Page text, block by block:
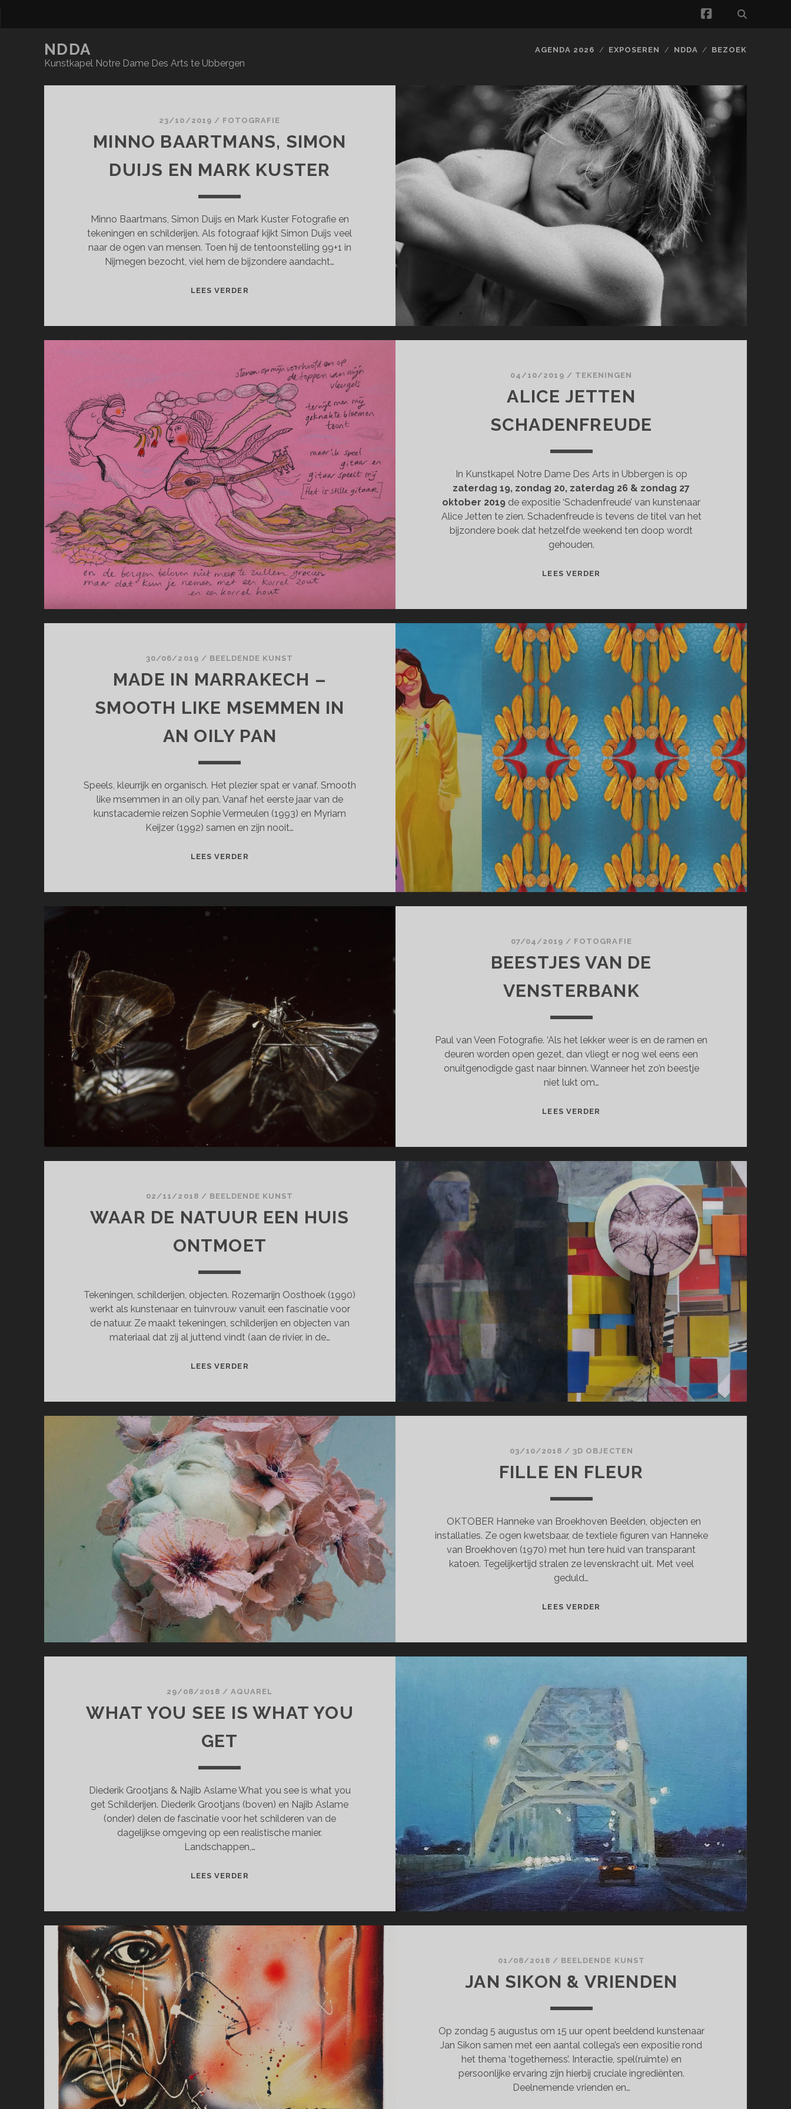
facebook
NDDA
Kunstkapel Notre Dame Des Arts te Ubbergen
AGENDA 2026 EXPOSEREN NDDA BEZOEK
23/10/2019 / FOTOGRAFIE
MINNO BAARTMANS, SIMON
DUIJS EN MARK KUSTER
Minno Baartmans, Simon Duijs en Mark Kuster Fotografie en
tekeningen en schilderijen. Als fotograaf kijkt Simon Duijs veel
naar de ogen van mensen. Toen hij de tentoonstelling 99+1 in
Nijmegen bezocht, viel hem de bijzondere aandacht…
LEES VERDER
KUSTER
04/10/2019 / TEKENINGEN
ALICE JETTEN
SCHADENFREUDE
In Kunstkapel Notre Dame Des Arts in Ubbergen is op
zaterdag 19, zondag 20, zaterdag 26 & zondag 27
oktober 2019 de expositie ‘Schadenfreude’ van kunstenaar
Alice Jetten te zien. Schadenfreude is tevens de titel van het
bijzondere boek dat hetzelfde weekend ten doop wordt
gehouden.
LEES VERDER
30/06/2019 / BEELDENDE KUNST
MADE IN MARRAKECH –
SMOOTH LIKE MSEMMEN IN
AN OILY PAN
Speels, kleurrijk en organisch. Het plezier spat er vanaf. Smooth
like msemmen in an oily pan. Vanaf het eerste jaar van de
kunstacademie reizen Sophie Vermeulen (1993) en Myriam
Keijzer (1992) samen en zijn nooit…
LEES VERDER
07/04/2019 / FOTOGRAFIE
BEESTJES VAN DE
VENSTERBANK
Paul van Veen Fotografie. ‘Als het lekker weer is en de ramen en
deuren worden open gezet, dan vliegt er nog wel eens een
onuitgenodigde gast naar binnen. Wanneer het zo’n beestje
niet lukt om…
LEES VERDER
02/11/2018 / BEELDENDE KUNST
WAAR DE NATUUR EEN HUIS
ONTMOET
Tekeningen, schilderijen, objecten. Rozemarijn Oosthoek (1990)
werkt als kunstenaar en tuinvrouw vanuit een fascinatie voor
de natuur. Ze maakt tekeningen, schilderijen en objecten van
materiaal dat zij al juttend vindt (aan de rivier, in de…
LEES VERDER
HUIS
ONTMOET
03/10/2018 / 3D OBJECTEN
FILLE EN FLEUR
OKTOBER Hanneke van Broekhoven Beelden, objecten en
installaties. Ze ogen kwetsbaar, de textiele figuren van Hanneke
van Broekhoven (1970) met hun tere huid van transparant
katoen. Tegelijkertijd stralen ze levenskracht uit. Met veel
geduld…
LEES VERDER
29/08/2018 / AQUAREL
WHAT YOU SEE IS WHAT YOU
GET
Diederik Grootjans & Najib Aslame What you see is what you
get Schilderijen. Diederik Grootjans (boven) en Najib Aslame
(onder) delen de fascinatie voor het schilderen van de
dagelijkse omgeving op een realistische manier.
Landschappen,…
LEES VERDER
YOU
GET
01/08/2018 / BEELDENDE KUNST
JAN SIKON & VRIENDEN
Op zondag 5 augustus om 15 uur opent beeldend kunstenaar
Jan Sikon samen met een aantal collega’s een expositie rond
het thema ‘togetherness’. Interactie, spel(ruimte) en
persoonlijke ervaring zijn hierbij cruciale ingrediënten.
Deelnemende vrienden en…